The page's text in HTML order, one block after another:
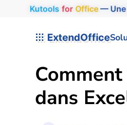
Kutools for Office— Une
ExtendOffice
dans